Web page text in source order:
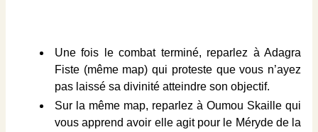
Une fois le combat terminé, reparlez à Adagra
Fiste (même map) qui proteste que vous n’ayez
pas laissé sa divinité atteindre son objectif.
Sur la même map, reparlez à Oumou Skaille qui
vous apprend avoir elle agit pour le Méryde de la